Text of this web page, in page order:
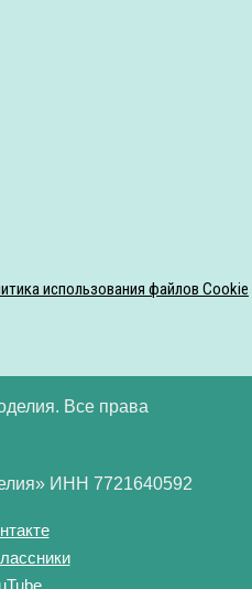
использования файлов Cookie
Все права
ИНН 7721640592